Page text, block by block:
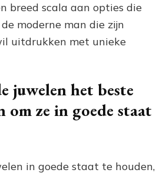
breed scala aan opties die
moderne man die zijn
uitdrukken met unieke
juwelen het beste
om ze in goede staat
in goede staat te houden,